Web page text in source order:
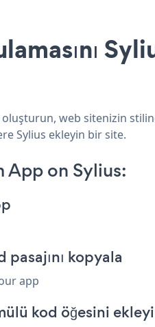
web sitenizin
Sylius ekleyin bir site.
App on Sylius:
kopyala
app
kod öğesini